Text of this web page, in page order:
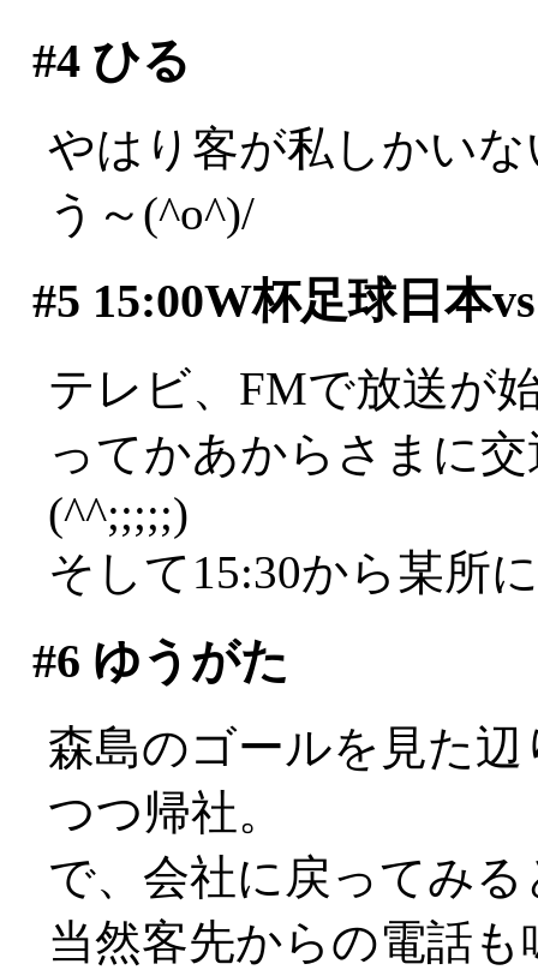
#4ひる
やはり客が私しかい
う～(^o^)/
#5 15:00W杯足球日本
テレビ、FMで放送が
ってかあからさまに
(^^;;;;;)
そして15:30から某所
#6 ゆうがた
森島のゴールを見た
つつ帰社。
で、会社に戻ってみ
当然客先からの電話も